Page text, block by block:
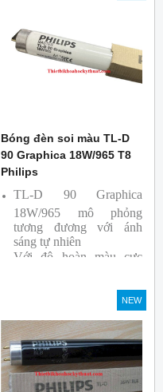
Bóng đèn soi màu TL-D
90 Graphica 18W/965 T8
Philips
TL-D 90 Graphica
18W/965 mô phỏng
tương đương với ánh
sáng tự nhiên
Với độ hoàn màu cực
Sản phẩm được sản xuất
bởi hãng Philips, xuất xứ
Ba lan
NEW